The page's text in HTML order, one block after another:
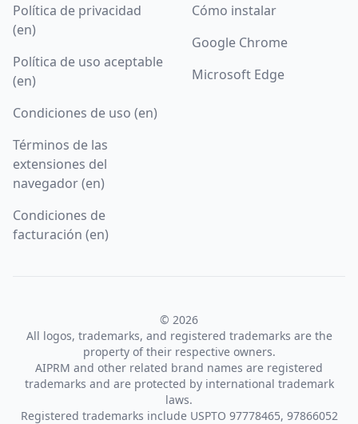
Política de privacidad
(en)
Política de uso aceptable
(en)
Condiciones de uso (en)
Términos de las
extensiones del
navegador (en)
Condiciones de
facturación (en)
Cómo instalar
Google Chrome
Microsoft Edge
© 2026
All logos, trademarks, and registered trademarks are the
property of their respective owners.
AIPRM and other related brand names are registered
trademarks and are protected by international trademark
laws.
Registered trademarks include USPTO 97778465, 97866052